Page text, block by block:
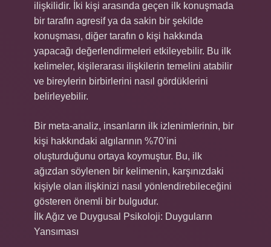
ilişkilidir. İki kişi arasında geçen ilk konuşmada
bir tarafın agresif ya da sakin bir şekilde
konuşması, diğer tarafın o kişi hakkında
yapacağı değerlendirmeleri etkileyebilir. Bu ilk
kelimeler, kişilerarası ilişkilerin temelini atabilir
ve bireylerin birbirlerini nasıl gördüklerini
belirleyebilir.
Bir meta-analiz, insanların ilk izlenimlerinin, bir
kişi hakkındaki algılarının %70’ini
oluşturduğunu ortaya koymuştur. Bu, ilk
ağızdan söylenen bir kelimenin, karşınızdaki
kişiyle olan ilişkinizi nasıl yönlendirebileceğini
gösteren önemli bir bulgudur.
İlk Ağız ve Duygusal Psikoloji: Duyguların
Yansıması